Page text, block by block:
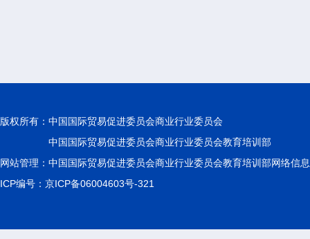
版权所有： 中国国际贸易促进委员会商业行业委员会
中国国际贸易促进委员会商业行业委员会教育培训部
网站管理：中国国际贸易促进委员会商业行业委员会教育培训部网络信
ICP编号：京ICP备06004603号-321